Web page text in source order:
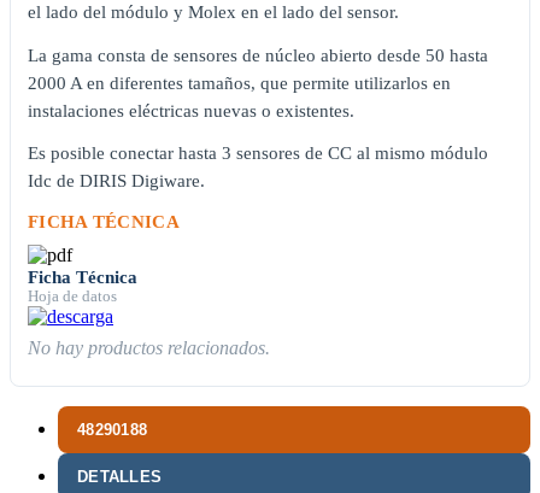
48290188
DETALLES
el lado del módulo y Molex en el lado del sensor.
La gama consta de sensores de núcleo abierto desde 50 hasta
2000 A en diferentes tamaños, que permite utilizarlos en
instalaciones eléctricas nuevas o existentes.
Es posible conectar hasta 3 sensores de CC al mismo módulo
Idc de DIRIS Digiware.
FICHA TÉCNICA
Ficha Técnica
Hoja de datos
No hay productos relacionados.